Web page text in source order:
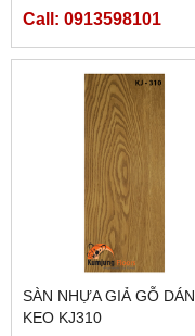
Call: 0913598101
SÀN NHỰA GIẢ GỖ DÁN
KEO KJ310